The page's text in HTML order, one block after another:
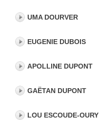
UMA DOURVER
EUGENIE DUBOIS
APOLLINE DUPONT
GAËTAN DUPONT
LOU ESCOUDE-OURY